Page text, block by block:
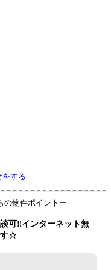
をする
の物件ポイントー
可‼インターネット無
す☆